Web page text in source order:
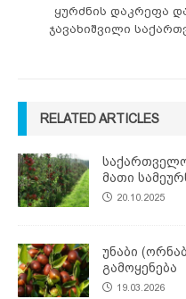
ყურძნის დაკრეფა
ჯავახიშვილი
RELATED ARTICLES
მათი
20.10.2025
უნაბი
გამოყენება
19.03.2026